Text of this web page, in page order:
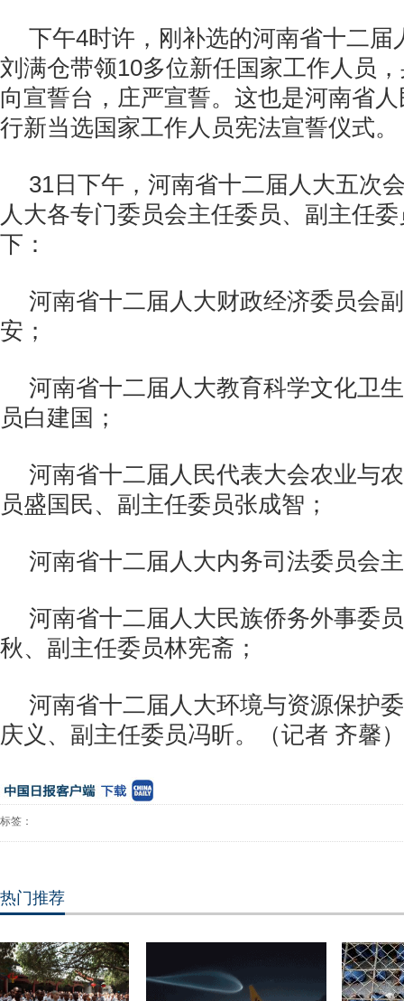
下午4时许，刚补选的河南省十二届
刘满仓带领10多位新任国家工作人员
向宣誓台，庄严宣誓。这也是河南省
行新当选国家工作人员宪法宣誓仪式。
31日下午，河南省十二届人大五次
人大各专门委员会主任委员、副主任
下：
河南省十二届人大财政经济委员会
安；
河南省十二届人大教育科学文化卫
员白建国；
河南省十二届人民代表大会农业与
员盛国民、副主任委员张成智；
河南省十二届人大内务司法委员会
河南省十二届人大民族侨务外事委
秋、副主任委员林宪斋；
河南省十二届人大环境与资源保护
庆义、副主任委员冯昕。（记者 齐馨）
标签：
热门推荐